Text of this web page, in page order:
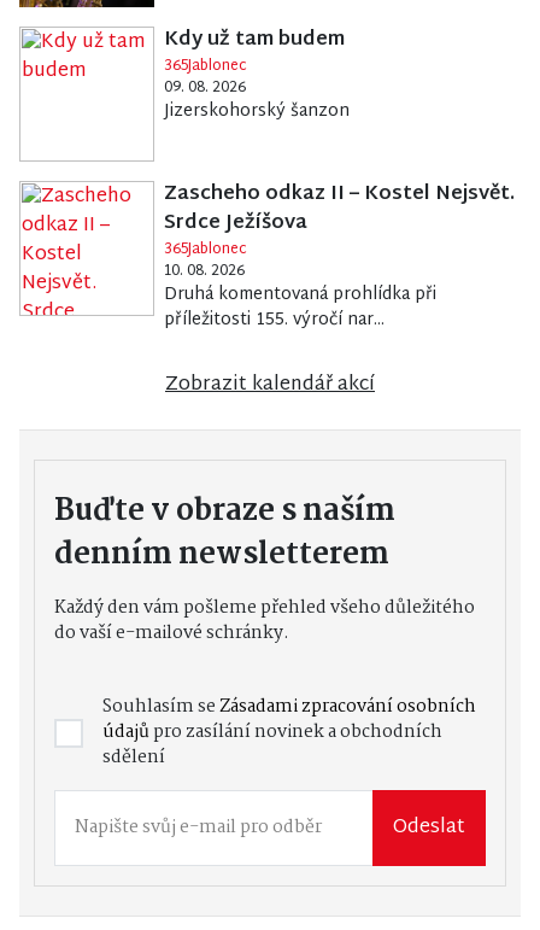
Kdy už tam budem
365Jablonec
09. 08. 2026
Jizerskohorský šanzon
Zascheho odkaz II – Kostel Nejsvět.
Srdce Ježíšova
365Jablonec
10. 08. 2026
Druhá komentovaná prohlídka při
příležitosti 155. výročí nar...
Zobrazit kalendář akcí
Buďte v obraze s naším
denním newsletterem
Každý den vám pošleme přehled všeho důležitého
do vaší e-mailové schránky.
Souhlasím seZásadami zpracování osobních
údajůpro zasílání novinek a obchodních
sdělení
Odeslat